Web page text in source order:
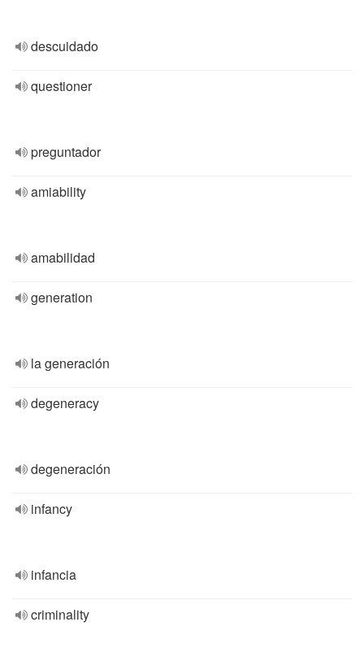
descuidado
questioner
preguntador
amiability
amabilidad
generation
la generación
degeneracy
degeneración
infancy
infancia
criminality